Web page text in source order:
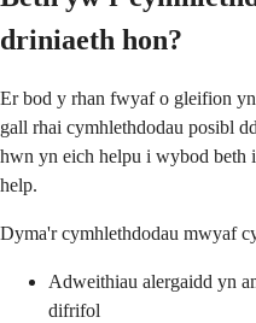
driniaeth hon?
Er bod y rhan fwyaf o gleifion
gall rhai cymhlethdodau posibl
hwn yn eich helpu i wybod beth
help.
Dyma'r cymhlethdodau mwyaf
Adweithiau alergaidd yn
difrifol